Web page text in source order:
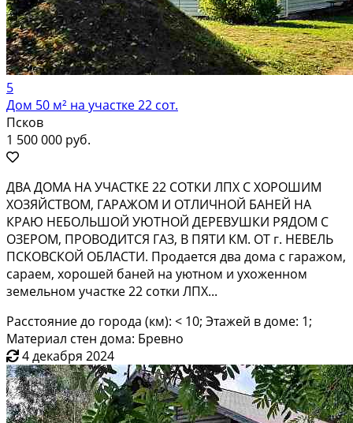
5
Дом 50 м² на участке 22 сот.
Псков
1 500 000 руб.
ДВА ДОМА НА УЧАСТКЕ 22 СОТКИ ЛПХ С ХОРОШИМ
ХОЗЯЙСТВОМ, ГАРАЖОМ И ОТЛИЧНОЙ БАНЕЙ НА
КРАЮ НЕБОЛЬШОЙ УЮТНОЙ ДЕРЕВУШКИ РЯДОМ С
ОЗЕРОМ, ПРОВОДИТСЯ ГАЗ, В ПЯТИ КМ. ОТ г. НЕВЕЛЬ
ПСКОВСКОЙ ОБЛАСТИ. Продается два дома с гаражом,
сараем, хорошей баней на уютном и ухоженном
земельном участке 22 сотки ЛПХ...
Расстояние до города (км): < 10; Этажей в доме: 1;
Материал стен дома: Бревно
4 декабря 2024